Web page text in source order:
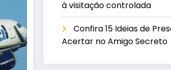
à visitação controlada
Confira 15 Ideias de
Acertar no Amigo Secreto